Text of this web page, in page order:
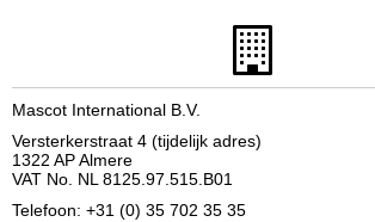
Mascot International B.V.
Versterkerstraat 4 (tijdelijk adres)
1322 AP Almere
VAT No. NL 8125.97.515.B01
Telefoon: +31 (0) 35 702 35 35